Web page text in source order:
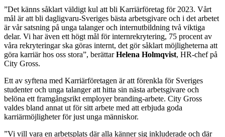
”Det känns såklart väldigt kul att bli Karriärföretag för 2023. Vårt
mål är att bli dagligvaru-Sveriges bästa arbetsgivare och i det arbetet
är vår satsning på unga talanger och internutbildning två viktiga
delar. Vi har även ett högt mål för internrekrytering, 75 procent av
våra rekryteringar ska göras internt, det gör såklart möjligheterna att
göra karriär hos oss stora”, berättarHelena Holmqvist, HR-chef på
City Gross.
Ett av syftena med Karriärföretagen är att förenkla för Sveriges
studenter och unga talanger att hitta sin nästa arbetsgivare och
belöna ett framgångsrikt employer branding-arbete. City Gross
valdes bland annat ut för sitt arbete med att erbjuda goda
karriärmöjligheter för just unga människor.
”Vi vill vara en arbetsplats där alla känner sig inkluderade och där